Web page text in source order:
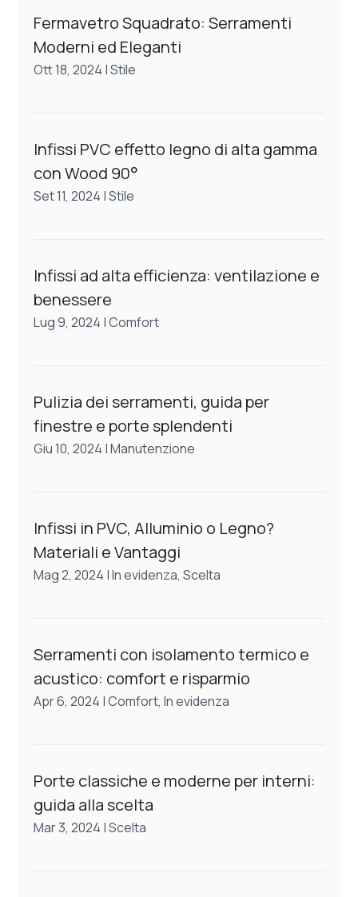
Fermavetro Squadrato: Serramenti
Moderni ed Eleganti
Ott 18, 2024 |Stile
Infissi PVC effetto legno di alta gamma
con Wood 90°
Set 11, 2024 |Stile
Infissi ad alta efficienza: ventilazione e
benessere
Lug 9, 2024 |Comfort
Pulizia dei serramenti, guida per
finestre e porte splendenti
Giu 10, 2024 |Manutenzione
Infissi in PVC, Alluminio o Legno?
Materiali e Vantaggi
Mag 2, 2024 |In evidenza,Scelta
Serramenti con isolamento termico e
acustico: comfort e risparmio
Apr 6, 2024 |Comfort,In evidenza
Porte classiche e moderne per interni:
guida alla scelta
Mar 3, 2024 |Scelta